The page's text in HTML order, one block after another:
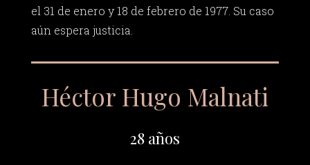
el 31 de enero y 18 de febrero de 1977. Su caso
aún espera justicia.
Héctor Hugo Malnati
28 años